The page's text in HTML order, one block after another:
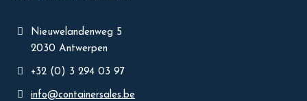
Nieuwelandenweg 5
2030 Antwerpen
+32 (0) 3 294 03 97
info@containersales.be